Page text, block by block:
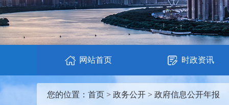
网站首页 时政资讯
您的位置： 首页 > 政务公开 > 政府信息公开年报